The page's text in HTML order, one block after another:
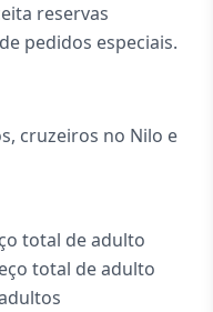
reservas
pedidos especiais.
cruzeiros no Nilo e
total de adulto
total de adulto